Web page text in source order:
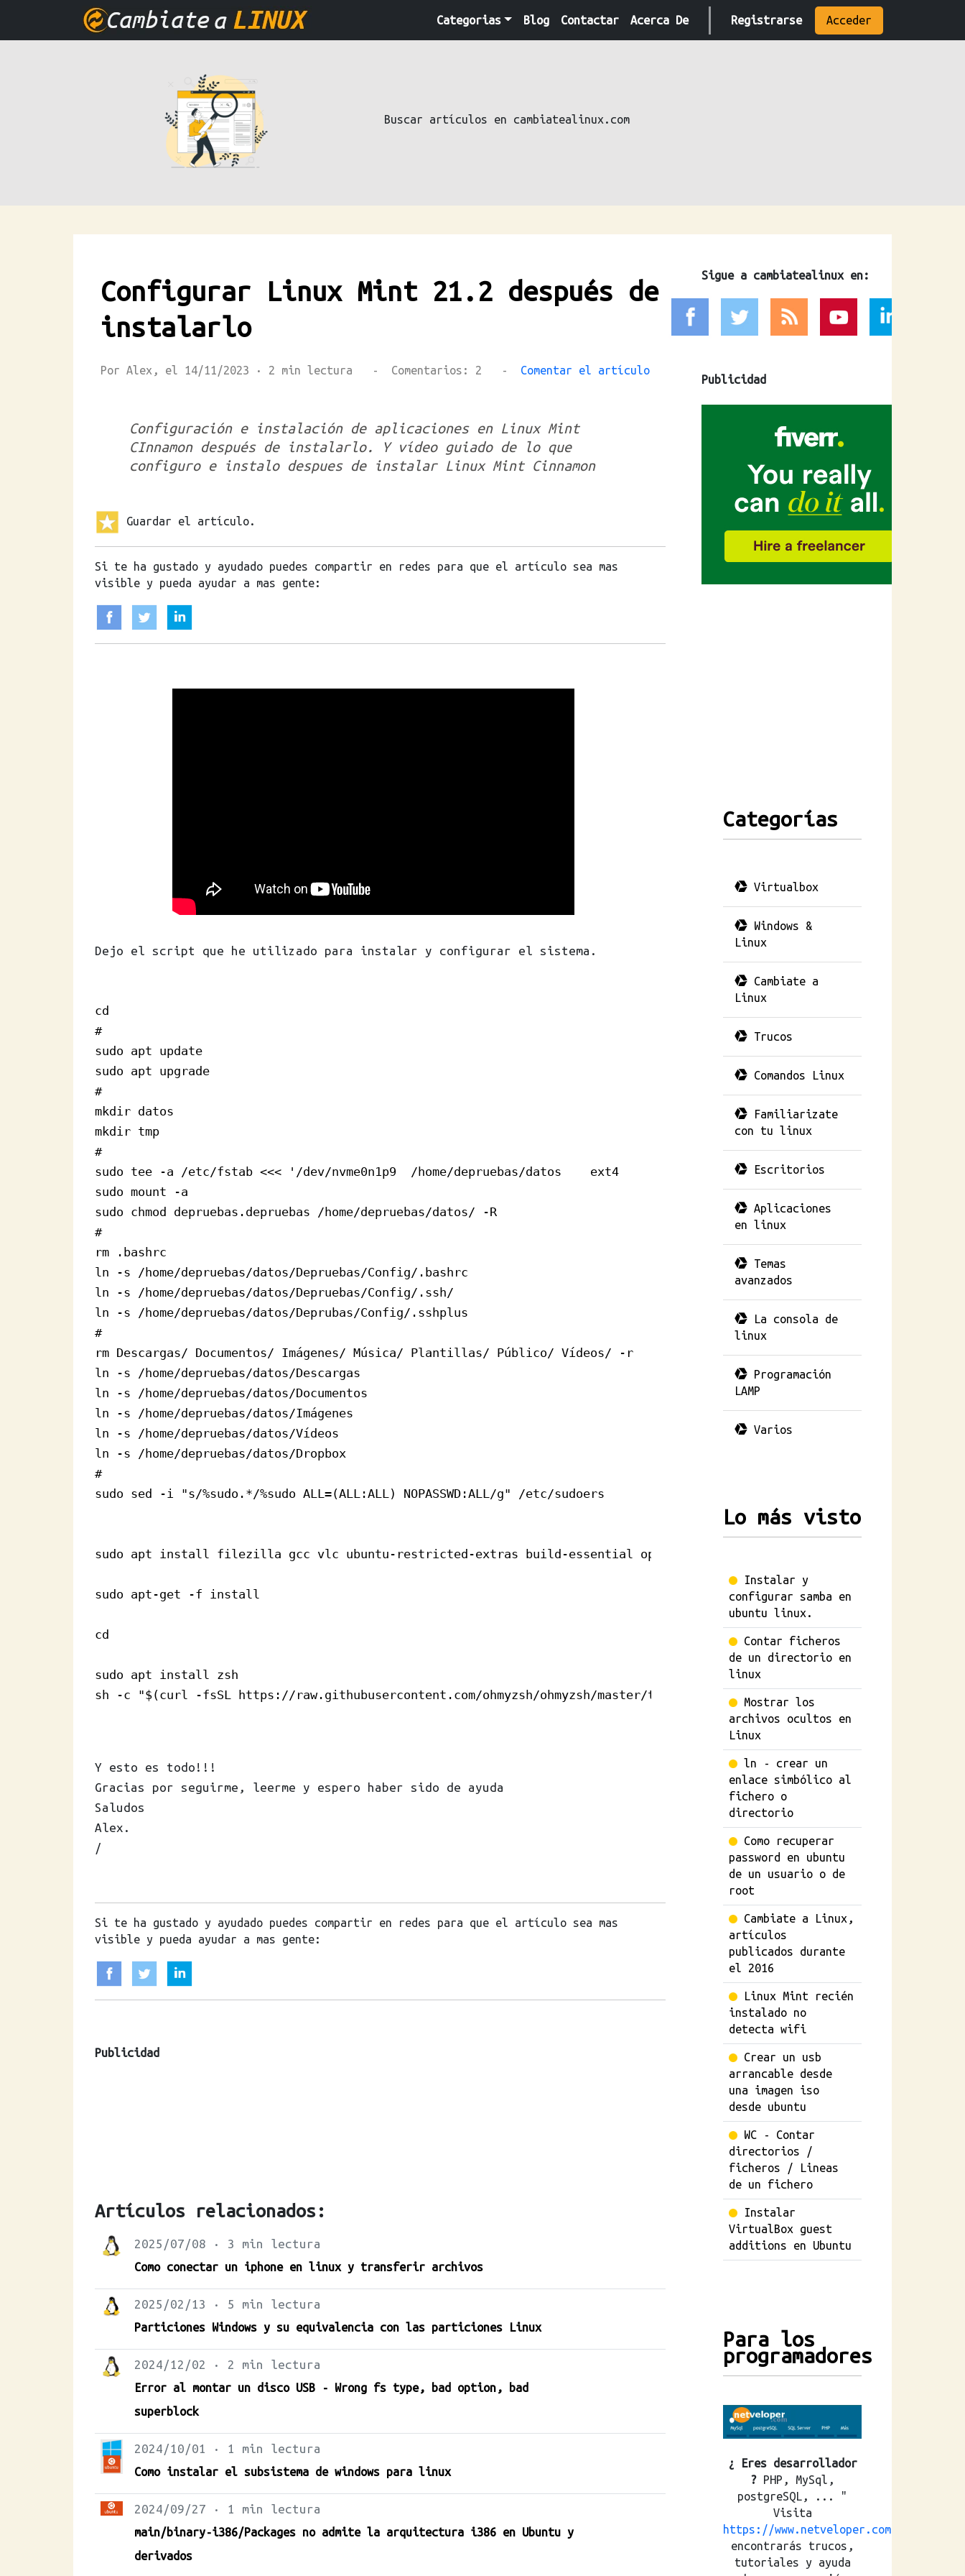
Categorias Blog Contactar Acerca De Registrarse Acceder
Buscar artículos en cambiatealinux.com
Configurar Linux Mint 21.2 después de
instalarlo
Por Alex, el 14/11/2023 · 2 min lectura - Comentarios: 2 - Comentar el artículo
Configuración e instalación de aplicaciones en Linux Mint
CInnamon después de instalarlo. Y vídeo guiado de lo que
configuro e instalo despues de instalar Linux Mint Cinnamon
Guardar el artículo.
Si te ha gustado y ayudado puedes compartir en redes para que el artículo sea mas
visible y pueda ayudar a mas gente:
Dejo el script que he utilizado para instalar y configurar el sistema.
cd
#
sudo apt update
sudo apt upgrade
#
mkdir datos
mkdir tmp
#
sudo tee -a /etc/fstab <<< '/dev/nvme0n1p9  /home/depruebas/datos    ext4      defaults,noatime      0      2'
sudo mount -a
sudo chmod depruebas.depruebas /home/depruebas/datos/ -R
#
rm .bashrc
ln -s /home/depruebas/datos/Depruebas/Config/.bashrc
ln -s /home/depruebas/datos/Depruebas/Config/.ssh/
ln -s /home/depruebas/datos/Deprubas/Config/.sshplus
#
rm Descargas/ Documentos/ Imágenes/ Música/ Plantillas/ Público/ Vídeos/ -r
ln -s /home/depruebas/datos/Descargas
ln -s /home/depruebas/datos/Documentos
ln -s /home/depruebas/datos/Imágenes
ln -s /home/depruebas/datos/Vídeos
ln -s /home/depruebas/datos/Dropbox
#
sudo sed -i "s/%sudo.*/%sudo ALL=(ALL:ALL) NOPASSWD:ALL/g" /etc/sudoers
sudo apt install filezilla gcc vlc ubuntu-restricted-extras build-essential openjdk-18-jre rdesktop patch synapse
sudo apt-get -f install
cd
sudo apt install zsh
sh -c "$(curl -fsSL https://raw.githubusercontent.com/ohmyzsh/ohmyzsh/master/tools/install.sh)"
Y esto es todo!!!
Gracias por seguirme, leerme y espero haber sido de ayuda
Saludos
Alex.
/
Si te ha gustado y ayudado puedes compartir en redes para que el artículo sea mas
visible y pueda ayudar a mas gente:
Publicidad
Artículos relacionados:
2025/07/08 · 3 min lectura
Como conectar un iphone en linux y transferir archivos
2025/02/13 · 5 min lectura
Particiones Windows y su equivalencia con las particiones Linux
2024/12/02 · 2 min lectura
Error al montar un disco USB - Wrong fs type, bad option, bad
superblock
2024/10/01 · 1 min lectura
Como instalar el subsistema de windows para linux
2024/09/27 · 1 min lectura
main/binary-i386/Packages no admite la arquitectura i386 en Ubuntu y
derivados
Sigue a cambiatealinux en:
Publicidad
Categorías
Virtualbox
Windows &
Linux
Cambiate a
Linux
Trucos
Comandos Linux
Familiarizate
con tu linux
Escritorios
Aplicaciones
en linux
Temas
avanzados
La consola de
linux
Programación
LAMP
Varios
Lo más visto
Instalar y
configurar samba en
ubuntu linux.
Contar ficheros
de un directorio en
linux
Mostrar los
archivos ocultos en
Linux
ln - crear un
enlace simbólico al
fichero o
directorio
Como recuperar
password en ubuntu
de un usuario o de
root
Cambiate a Linux,
artículos
publicados durante
el 2016
Linux Mint recién
instalado no
detecta wifi
Crear un usb
arrancable desde
una imagen iso
desde ubuntu
WC - Contar
directorios /
ficheros / Lineas
de un fichero
Instalar
VirtualBox guest
additions en Ubuntu
Para los
programadores
¿ Eres desarrollador
? PHP, MySql,
postgreSQL, ... "
Visita
https://www.netveloper.com
encontrarás trucos,
tutoriales y ayuda